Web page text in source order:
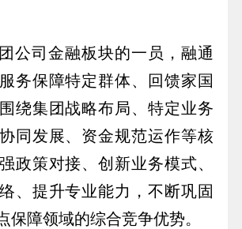
司金融板块的一员，融通
务保障特定群体、回馈家国
绕集团战略布局、特定业务
同发展、资金规范运作等核
政策对接、创新业务模式、
、提升专业能力，不断巩固
保障领域的综合竞争优势。